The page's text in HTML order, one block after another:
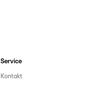
Service
Kontakt